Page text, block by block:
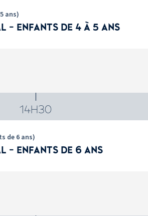
ans)
- ENFANTS DE 4 À 5 ANS
14H30
de 6 ans)
- ENFANTS DE 6 ANS